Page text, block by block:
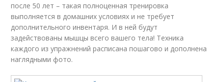
трицепсы
Условия на турнике
после 50 лет – такая полноценная тренировка
выполняется в домашних условиях и не требует
дополнительного инвентаря. И в ней будут
задействованы мышцы всего вашего тела! Техника
каждого из упражнений расписана пошагово и дополнена
наглядными фото.